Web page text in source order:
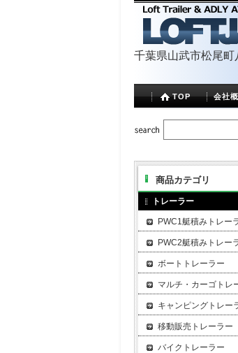
千葉県山武市松尾町
TOP 会社
商品カテゴリ
トレーラー
PWC1艇積みトレー
PWC2艇積みトレー
ボートトレーラー
マルチ・カーゴトレ
キャンピングトレー
移動販売トレーラー
バイクトレーラー